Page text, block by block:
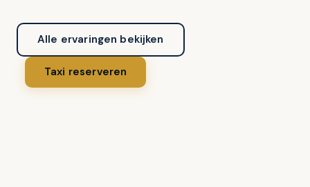
Alle ervaringen bekijken
Taxi reserveren